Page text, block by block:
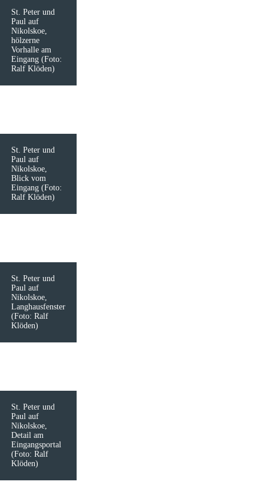
St. Peter und
Paul auf
Nikolskoe,
hölzerne
Vorhalle am
Eingang (Foto:
Ralf Klöden)
St. Peter und
Paul auf
Nikolskoe,
Blick vom
Eingang (Foto:
Ralf Klöden)
St. Peter und
Paul auf
Nikolskoe,
Langhausfenster
(Foto: Ralf
Klöden)
St. Peter und
Paul auf
Nikolskoe,
Detail am
Eingangsportal
(Foto: Ralf
Klöden)